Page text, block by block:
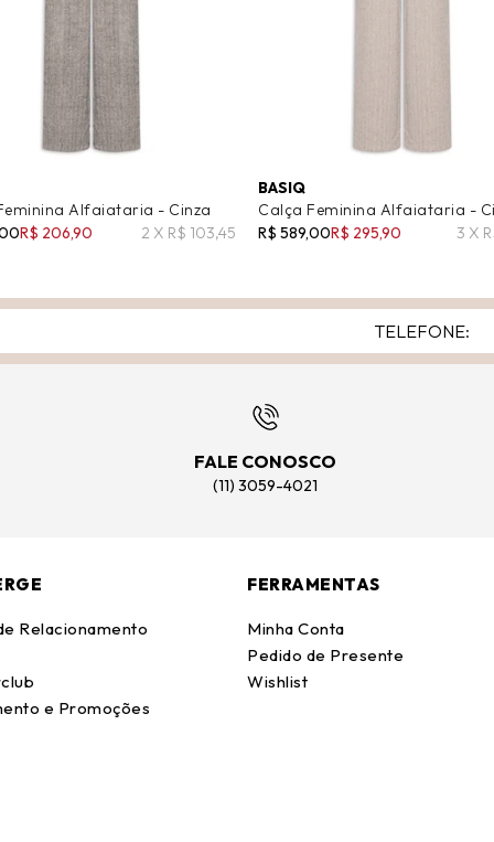
Alfaiataria - Cinza
R$ 206,90 2 X R$ 103,45
BASIQ
Calça Feminina Alfaiataria -
R$ 589,00R$ 295,90 3 X
FALE CONOSCO
(11) 3059-4021
Relacionamento
e Promoções
FERRAMENTAS
Minha Conta
Pedido de Presente
Wishlist